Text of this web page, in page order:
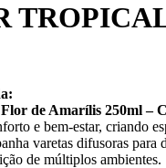
de Amarílis 250ml –
e bem-estar, criando
varetas difusoras
de múltiplos ambientes.